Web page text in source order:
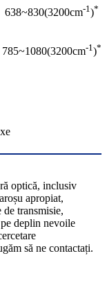
638~830(3200cm-1)*
785~1080(3200cm-1)*
optică, inclusiv
apropiat,
transmisie,
deplin nevoile
să ne contactați.